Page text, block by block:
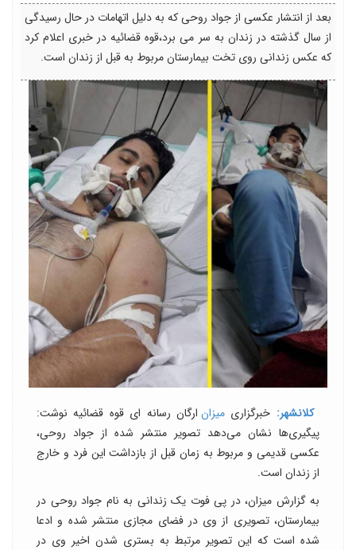
بعد از انتشار عکسی از جواد روحی که به دلیل اتهامات در حال رسیدگی
از سال گذشته در زندان به سر می برد،قوه قضائیه در خبری اعلام کرد
که عکس زندانی روی تخت بیمارستان مربوط به قبل از زندان است.
کلانشهر: خبرگزاری میزان ارگان رسانه ای قوه قضائیه نوشت:
پیگیری‌ها نشان می‌دهد تصویر منتشر شده از جواد روحی،
عکسی قدیمی و مربوط به زمان قبل از بازداشت این فرد و خارج
از زندان است.
به گزارش میزان، در پی فوت یک زندانی به نام جواد روحی در
بیمارستان، تصویری از وی در فضای مجازی منتشر شده و ادعا
شده است که این تصویر مرتبط به بستری شدن اخیر وی در